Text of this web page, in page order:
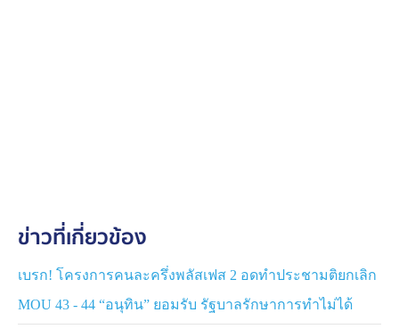
เมือง และ เรื่องการจัดการออกเสียงประชามติ จะต้อง
ดังนั้น การให้ข้อมูลข่าวสาร การเปิดเผยข้อมูล และการ
เยียวยาภาคเอกชน จะต้องคำนึงถึง และพิจารณาให้ดี ซึ่งใน
ข่าวที่เกี่ยวข้อง
เบรก! โครงการคนละครึ่งพลัสเฟส 2 อดทำประชามติยกเลิก
MOU 43 - 44 “อนุทิน” ยอมรับ รัฐบาลรักษาการทำไม่ได้